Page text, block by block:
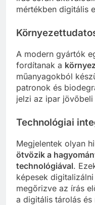
mértékben digitális
A modern gyártók
fordítanak a
műanyagokból
patronok és
jelzi az ipar jövőbeli
Technológiai
Megjelentek olyan
ötvözik a
technológiával.
képesek
megőrizve az írás
a digitális tárolás és